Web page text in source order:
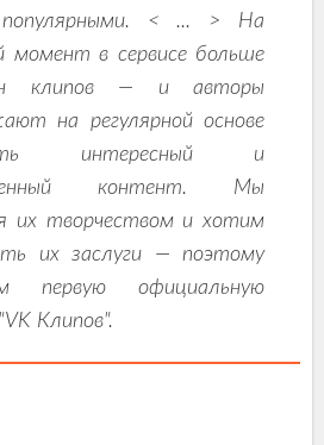
< ... > На
момент в сервисе больше
клипов — и авторы
на регулярной основе
интересный и
контент. Мы
их творчеством и хотим
их заслуги — поэтому
первую официальную
Клипов".